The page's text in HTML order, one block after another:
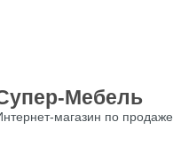
Мебель
магазин по